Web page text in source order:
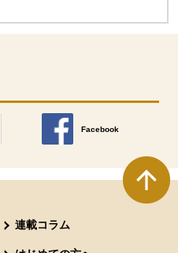
す。
Facebook
別のウィンドウで開きます
連載コラム